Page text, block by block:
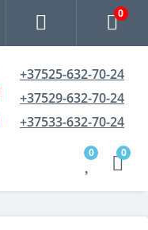
0
+37525-632-70-24
+37529-632-70-24
+37533-632-70-24
0 0